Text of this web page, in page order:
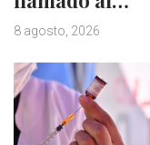
8 agosto, 2026